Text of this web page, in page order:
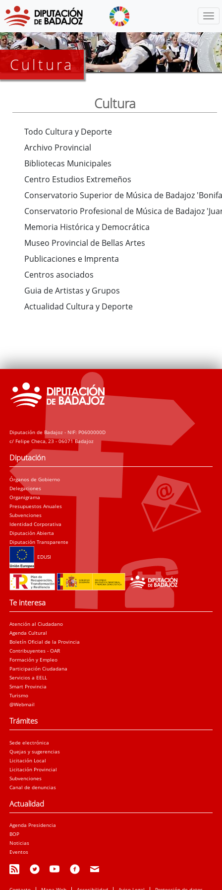
Cultura
Cultura
Todo Cultura y Deporte
Archivo Provincial
Bibliotecas Municipales
Centro Estudios Extremeños
Conservatorio Superior de Música de Badajoz
Conservatorio Profesional de Música de Badajoz
Memoria Histórica y Democrática
Museo Provincial de Bellas Artes
Publicaciones e Imprenta
Centros asociados
Guia de Artistas y Grupos
Actualidad Cultura y Deporte
Diputación de Badajoz - NIF: P0600000D
c/ Felipe Checa, 23 - 06071 Badajoz
Diputación
Órganos de Gobierno
Delegaciones
Organigrama
Presupuestos Anuales
Subvenciones
Identidad Corporativa
Diputación Abierta
Diputación Transparente
EDUSI
Te interesa
Atención al Ciudadano
Agenda Cultural
Boletín Oficial de la Provincia
Contribuyentes - OAR
Formación y Empleo
Participación Ciudadana
Servicios a EELL
Smart Provincia
Turismo
@Webmail
Trámites
Sede electrónica
Quejas y sugerencias
Licitación Local
Licitación Provincial
Subvenciones
Canal de denuncias
Actualidad
Agenda Presidencia
BOP
Noticias
Eventos